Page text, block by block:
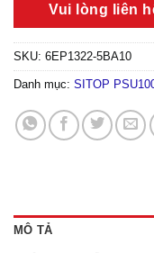
Vui lòng liên
SKU: 6EP1322-5BA10
Danh mục: SITOP
MÔ TẢ